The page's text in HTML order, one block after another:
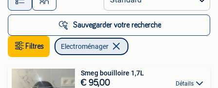
Sauvegarder votre recherche
Filtres Electroménager
Smeg bouilloire 1,7L
€ 95,00 Détails